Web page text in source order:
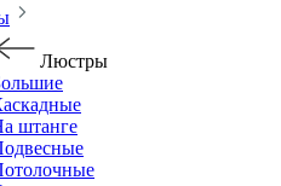
Люстры
штанге